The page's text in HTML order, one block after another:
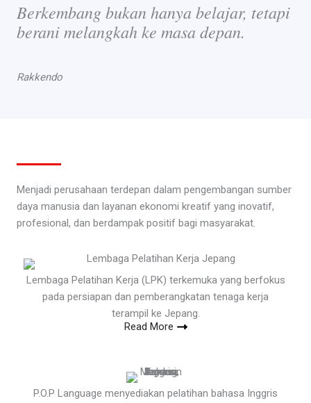
Berkembang bukan hanya belajar, tetapi
berani melangkah ke masa depan.
Rakkendo
Menjadi perusahaan terdepan dalam pengembangan sumber
daya manusia dan layanan ekonomi kreatif yang inovatif,
profesional, dan berdampak positif bagi masyarakat.
Lembaga Pelatihan Kerja (LPK) terkemuka yang berfokus
pada persiapan dan pemberangkatan tenaga kerja
terampil ke Jepang.
Read More
P.O.P Language menyediakan pelatihan bahasa Inggris